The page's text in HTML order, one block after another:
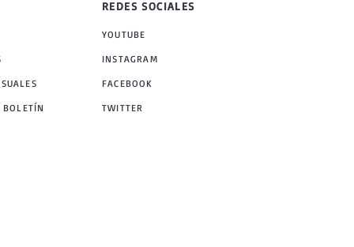
BOLETÍN
REDES SOCIALES
YOUTUBE
INSTAGRAM
FACEBOOK
TWITTER